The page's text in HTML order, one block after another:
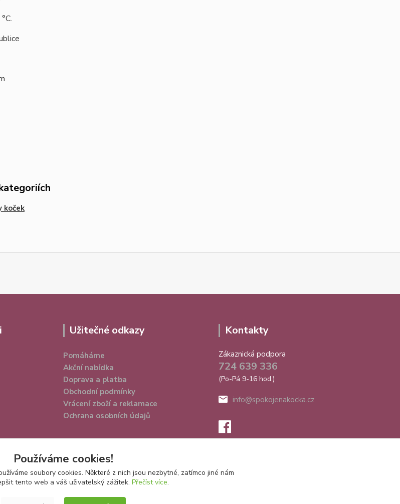
koček
Užitečné odkazy
Pomáháme
Akční nabídka
Doprava a platba
Obchodní podmínky
Vrácení zboží a reklamace
Ochrana osobních údajů
Kontakty
Zákaznická podpora
724 639 336
(Po-Pá 9-16 hod.)
info@spokojenakocka.cz
Používáme cookies!
soubory cookies. Některé z nich jsou nezbytné, zatímco jiné nám
tento web a váš uživatelský zážitek. Přečíst více.